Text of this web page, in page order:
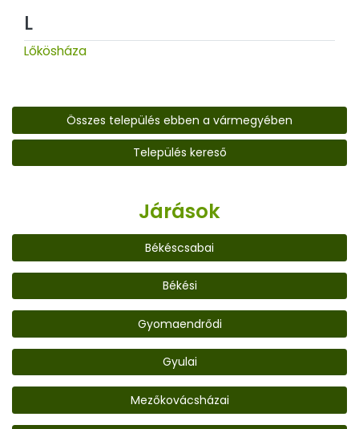
L
Lőkösháza
Összes település ebben a vármegyében
Település kereső
Járások
Békéscsabai
Békési
Gyomaendrődi
Gyulai
Mezőkovácsházai